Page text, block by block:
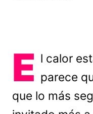
E l calor
parece
que lo más